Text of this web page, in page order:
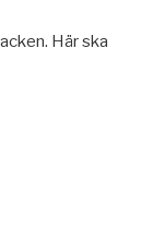
Här ska